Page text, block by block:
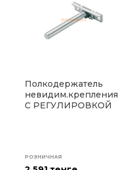
Полкодержатель
невидим.крепления
С РЕГУЛИРОВКОЙ
РОЗНИЧНАЯ